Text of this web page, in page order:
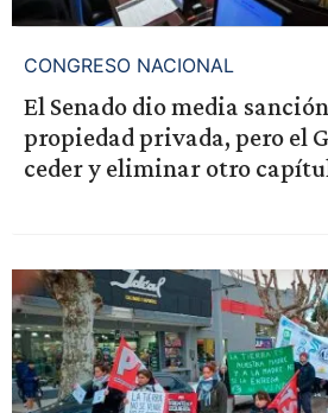
CONGRESO NACIONAL
El Senado dio media
propiedad privada, pero el
ceder y eliminar otro